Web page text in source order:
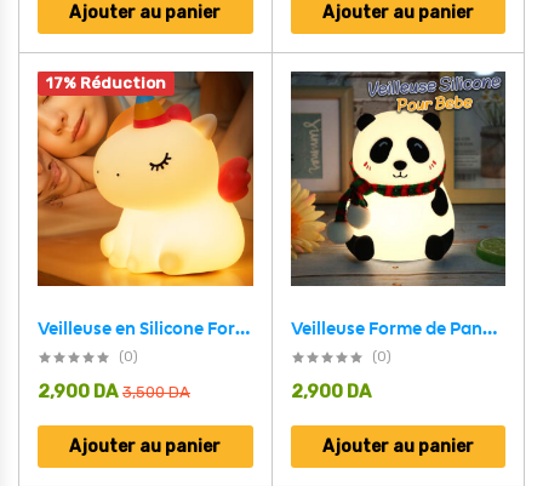
Ajouter au panier Ajouter au panier
17% Réduction
Veilleuse en Silicone Forme Unicorne pour Chambre d’enfant Rechargeable
(0)
3,500DA
2,900 DA
Ajouter au panier
Veilleuse Forme de Panda Silicone Rechargeable Pour Bébé
(0)
2,900 DA
Ajouter au panier